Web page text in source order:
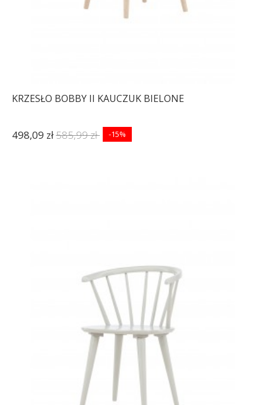
KRZESŁO BOBBY II KAUCZUK BIELONE
498,09 zł585,99 zł -15%